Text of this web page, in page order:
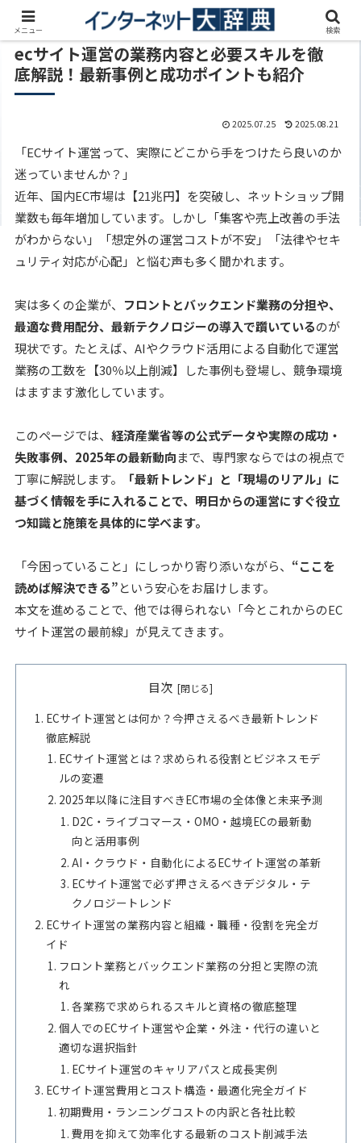
ecサイト運営の業務内容と必要スキルを徹
底解説！最新事例と成功ポイントも紹介
2025.07.25 2025.08.21
「ECサイト運営って、実際にどこから手をつけたら良いのか
迷っていませんか？」
近年、国内EC市場は【21兆円】を突破し、ネットショップ開
業数も毎年増加しています。しかし「集客や売上改善の手法
がわからない」「想定外の運営コストが不安」「法律やセキ
ュリティ対応が心配」と悩む声も多く聞かれます。
実は多くの企業が、 フロントとバックエンド業務の分担や、
最適な費用配分、最新テクノロジーの導入で躓いているのが
現状です。たとえば、AIやクラウド活用による自動化で運営
業務の工数を【30％以上削減】した事例も登場し、競争環境
はますます激化しています。
このページでは、経済産業省等の公式データや実際の成功・
失敗事例、2025年の最新動向まで、専門家ならではの視点で
丁寧に解説します。
「最新トレンド」と「現場のリアル」に
基づく情報を手に入れることで、明日からの運営にすぐ役立
つ知識と施策を具体的に学べます。
「今困っていること」にしっかり寄り添いながら、 “ここを
読めば解決できる”という安心をお届けします。
本文を進めることで、他では得られない「今とこれからのEC
サイト運営の最前線」が見えてきます。
目次
ECサイト運営とは何か？今押さえるべき最新トレンド
徹底解説
ECサイト運営とは？求められる役割とビジネスモデ
ルの変遷
2025年以降に注目すべきEC市場の全体像と未来予測
D2C・ライブコマース・OMO・越境ECの最新動
向と活用事例
AI・クラウド・自動化によるECサイト運営の革新
ECサイト運営で必ず押さえるべきデジタル・テ
クノロジートレンド
ECサイト運営の業務内容と組織・職種・役割を完全ガ
イド
フロント業務とバックエンド業務の分担と実際の流
れ
各業務で求められるスキルと資格の徹底整理
個人でのECサイト運営や企業・外注・代行の違いと
適切な選択指針
ECサイト運営のキャリアパスと成長実例
ECサイト運営費用とコスト構造・最適化完全ガイド
初期費用・ランニングコストの内訳と各社比較
費用を抑えて効率化する最新のコスト削減手法
メニュー 検索